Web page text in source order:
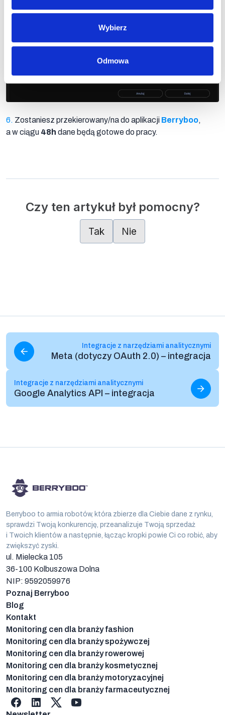
Wybierz
Odmowa
6. Zostaniesz przekierowany/na do aplikacji Berryboo,
a w ciągu 48h dane będą gotowe do pracy.
Czy ten artykuł był pomocny?
Tak Nie
Czytaj więcej
Integracje z narzędziami analitycznymi
Meta (dotyczy OAuth 2.0) – integracja
Czytaj więcej
Integracje z narzędziami analitycznymi
Google Analytics API – integracja
Berryboo to armia robotów, która zbierze dla Ciebie dane z rynku,
sprawdzi Twoją konkurencję, przeanalizuje Twoją sprzedaż
i Twoich klientów a następnie, łącząc kropki powie Ci co robić, aby
zwiększyć zyski.
ul. Mielecka 105
36-100 Kolbuszowa Dolna
NIP: 9592059976
Poznaj Berryboo
Blog
Kontakt
Monitoring cen dla branży fashion
Monitoring cen dla branży spożywczej
Monitoring cen dla branży rowerowej
Monitoring cen dla branży kosmetycznej
Monitoring cen dla branży motoryzacyjnej
Monitoring cen dla branży farmaceutycznej
Facebook
linkedin